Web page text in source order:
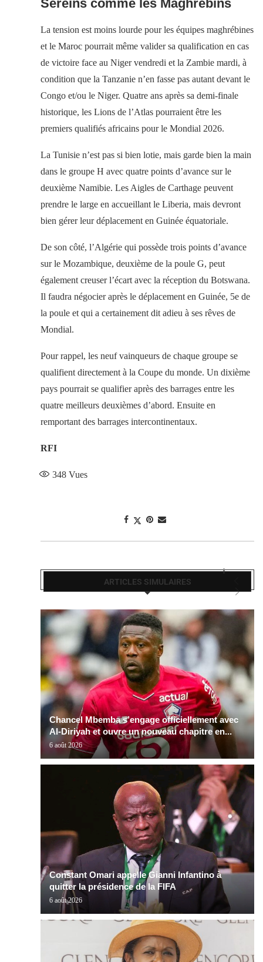
Sereins comme les Maghrébins
La tension est moins lourde pour les équipes maghrébines
et le Maroc pourrait même valider sa qualification en cas
de victoire face au Niger vendredi et la Zambie mardi, à
condition que la Tanzanie n’en fasse pas autant devant le
Congo et/ou le Niger. Quatre ans après sa demi-finale
historique, les Lions de l’Atlas pourraient être les
premiers qualifiés africains pour le Mondial 2026.
La Tunisie n’est pas si bien lotie, mais garde bien la main
dans le groupe H avec quatre points d’avance sur le
deuxième Namibie. Les Aigles de Carthage peuvent
prendre le large en accueillant le Liberia, mais devront
bien gérer leur déplacement en Guinée équatoriale.
De son côté, l’Algérie qui possède trois points d’avance
sur le Mozambique, deuxième de la poule G, peut
également creuser l’écart avec la réception du Botswana.
Il faudra négocier après le déplacement en Guinée, 5e de
la poule et qui a certainement dit adieu à ses rêves de
Mondial.
Pour rappel, les neuf vainqueurs de chaque groupe se
qualifient directement à la Coupe du monde. Un dixième
pays pourrait se qualifier après des barrages entre les
quatre meilleurs deuxièmes d’abord. Ensuite en
remportant des barrages intercontinentaux.
RFI
348 Vues
ARTICLES SIMULAIRES
Chancel Mbemba s’engage officiellement avec
Al-Diriyah et ouvre un nouveau chapitre en...
6 août 2026
Constant Omari appelle Gianni Infantino à
quitter la présidence de la FIFA
6 août 2026